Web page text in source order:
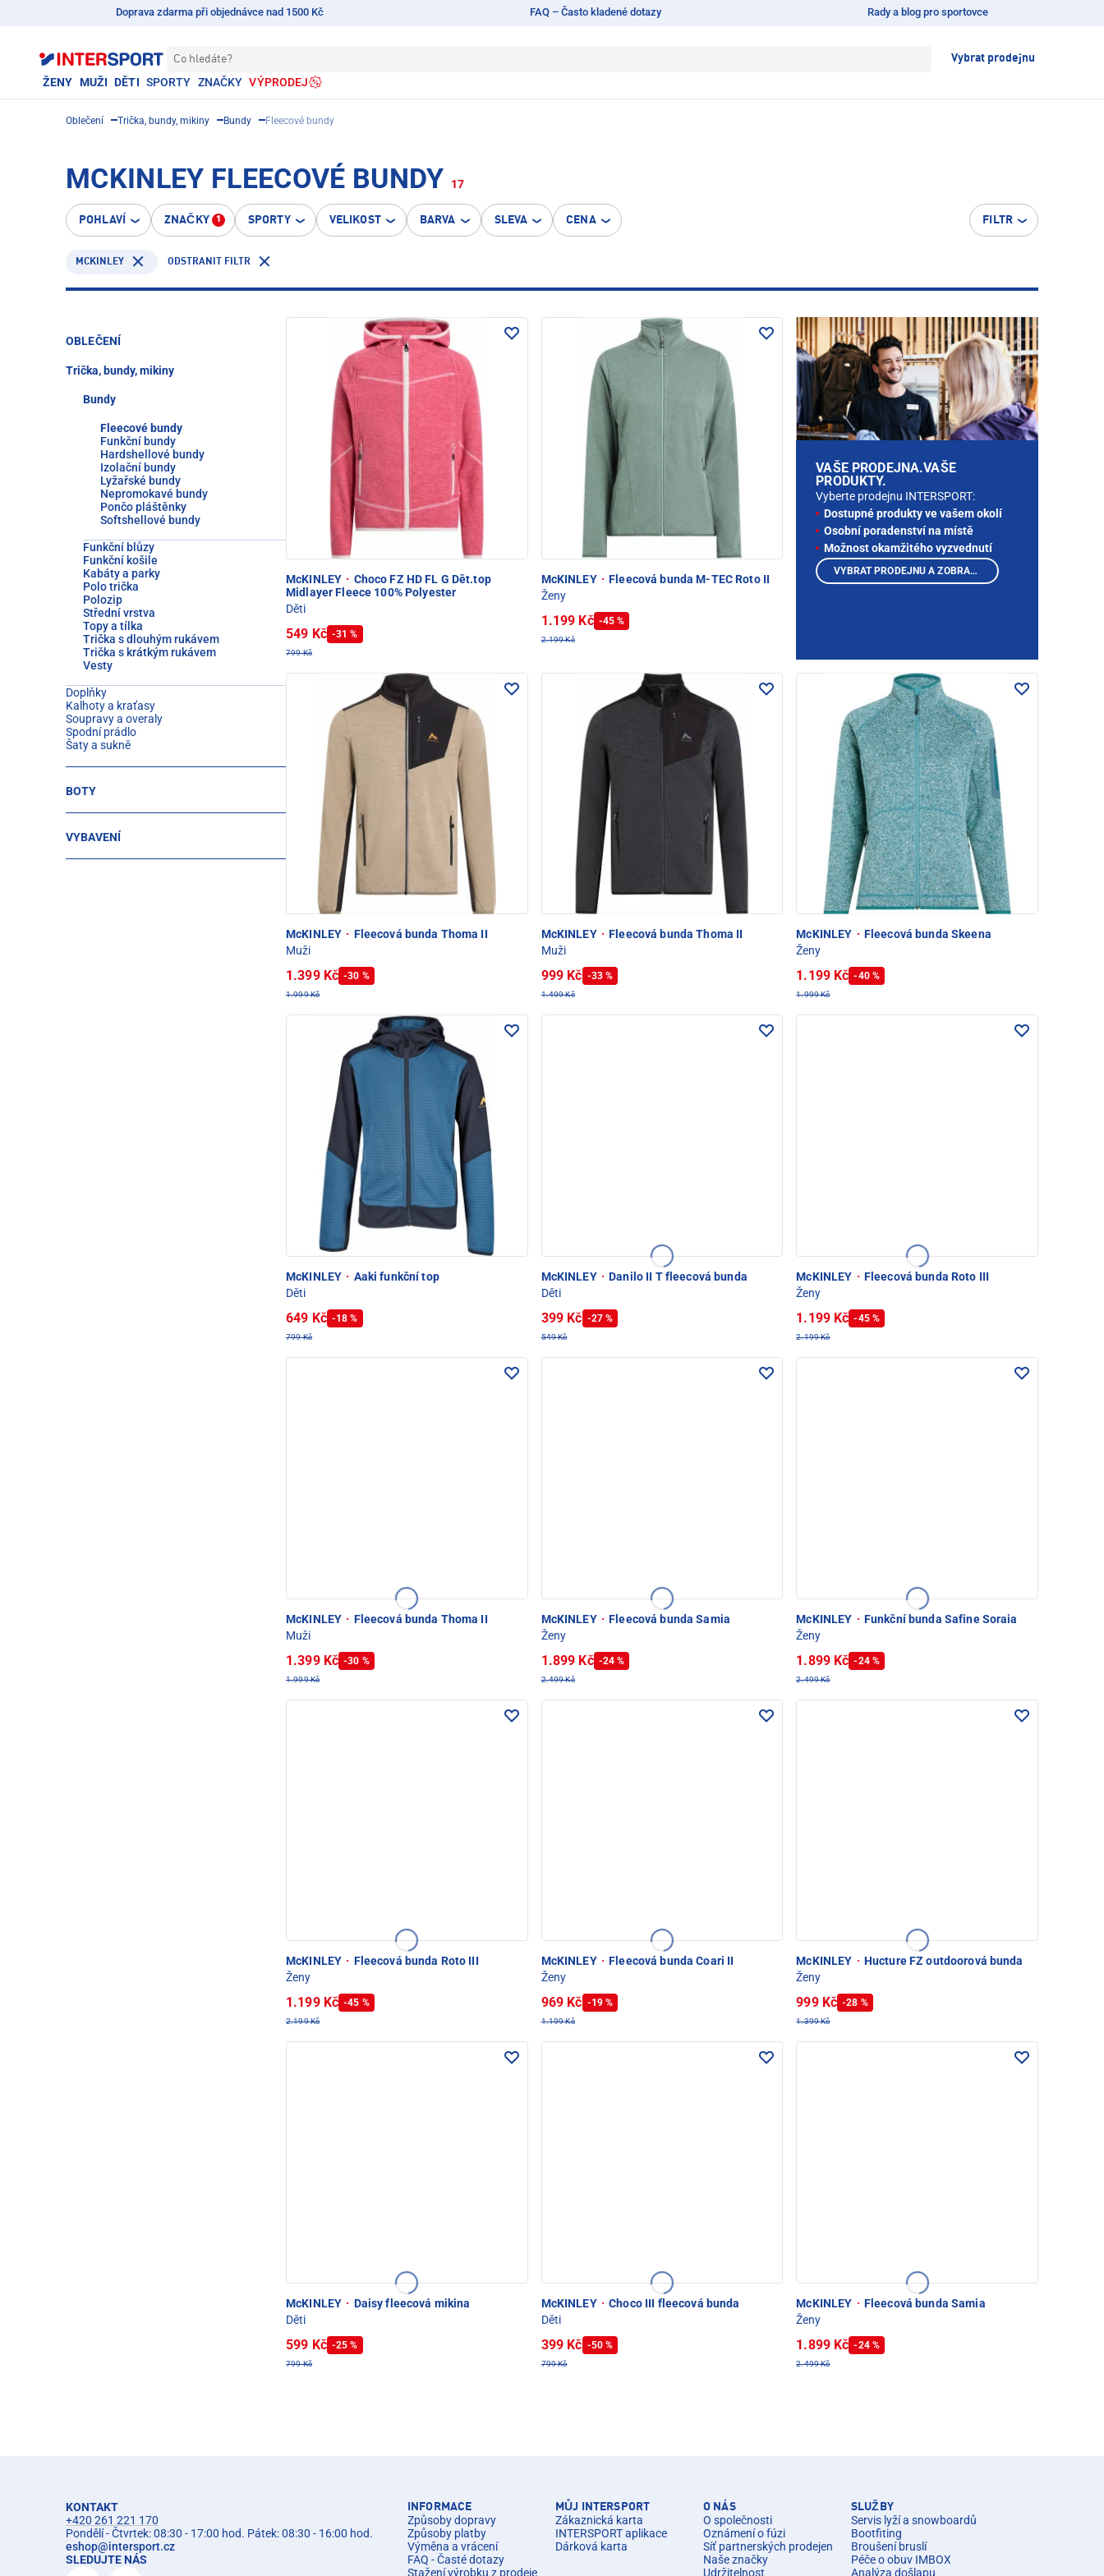
Doprava zdarma při objednávce nad 1500 Kč FAQ – Často kladené dotazy Rady a blog pro sportovce
Co hledáte? Vybrat prodejnu
ŽENY MUŽI DĚTI SPORTY ZNAČKY VÝPRODEJ
Oblečení Trička, bundy, mikiny Bundy Fleecové bundy
MCKINLEY FLEECOVÉ BUNDY 17
POHLAVÍ ZNAČKY 1 SPORTY VELIKOST BARVA SLEVA CENA FILTR
MCKINLEY ODSTRANIT FILTR
OBLEČENÍ
Trička, bundy, mikiny
Bundy
Fleecové bundy
Funkční bundy
Hardshellové bundy
Izolační bundy
Lyžařské bundy
Nepromokavé bundy
Pončo pláštěnky
Softshellové bundy
Funkční blůzy
Funkční košile
Kabáty a parky
Polo trička
Polozip
Střední vrstva
Topy a tílka
Trička s dlouhým rukávem
Trička s krátkým rukávem
Vesty
Doplňky
Kalhoty a kraťasy
Soupravy a overaly
Spodní prádlo
Šaty a sukně
BOTY
VYBAVENÍ
McKINLEY · Choco FZ HD FL G Dět.top
Midlayer Fleece 100% Polyester
Děti
549 Kč -31 %
799 Kč
McKINLEY · Fleecová bunda M-TEC Roto II
Ženy
1.199 Kč -45 %
2.199 Kč
McKINLEY · Fleecová bunda Thoma II
Muži
1.399 Kč -30 %
1.999 Kč
McKINLEY · Fleecová bunda Thoma II
Muži
999 Kč -33 %
1.499 Kč
McKINLEY · Fleecová bunda Skeena
Ženy
1.199 Kč -40 %
1.999 Kč
McKINLEY · Aaki funkční top
Děti
649 Kč -18 %
799 Kč
McKINLEY · Danilo II T fleecová bunda
Děti
399 Kč -27 %
549 Kč
McKINLEY · Fleecová bunda Roto III
Ženy
1.199 Kč -45 %
2.199 Kč
McKINLEY · Fleecová bunda Thoma II
Muži
1.399 Kč -30 %
1.999 Kč
McKINLEY · Fleecová bunda Samia
Ženy
1.899 Kč -24 %
2.499 Kč
McKINLEY · Funkční bunda Safine Soraia
Ženy
1.899 Kč -24 %
2.499 Kč
McKINLEY · Fleecová bunda Roto III
Ženy
1.199 Kč -45 %
2.199 Kč
McKINLEY · Fleecová bunda Coari II
Ženy
969 Kč -19 %
1.199 Kč
McKINLEY · Hucture FZ outdoorová bunda
Ženy
999 Kč -28 %
1.399 Kč
McKINLEY · Daisy fleecová mikina
Děti
599 Kč -25 %
799 Kč
McKINLEY · Choco III fleecová bunda
Děti
399 Kč -50 %
799 Kč
McKINLEY · Fleecová bunda Samia
Ženy
1.899 Kč -24 %
2.499 Kč
VAŠE PRODEJNA.VAŠE
PRODUKTY.
Vyberte prodejnu INTERSPORT:
Dostupné produkty ve vašem okolí
Osobní poradenství na místě
Možnost okamžitého vyzvednutí
VYBRAT PRODEJNU A ZOBRAZIT PRODUKTY
KONTAKT
+420 261 221 170
Pondělí - Čtvrtek: 08:30 - 17:00 hod. Pátek: 08:30 - 16:00 hod.
eshop@intersport.cz
SLEDUJTE NÁS
INFORMACE
Způsoby dopravy
Způsoby platby
Výměna a vrácení
FAQ - Časté dotazy
Stažení výrobku z prodeje
MŮJ INTERSPORT
Zákaznická karta
INTERSPORT aplikace
Dárková karta
O NÁS
O společnosti
Oznámení o fúzi
Síť partnerských prodejen
Naše značky
Udržitelnost
SLUŽBY
Servis lyží a snowboardů
Bootfiting
Broušení bruslí
Péče o obuv IMBOX
Analýza došlapu